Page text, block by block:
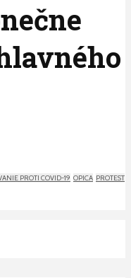
PROTI COVID-19 OPICA PROTEST